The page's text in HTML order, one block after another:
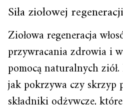
Siła ziołowej
Ziołowa regeneracja
przywracania zdrowia i
pomocą naturalnych
jak pokrzywa czy skrzyp